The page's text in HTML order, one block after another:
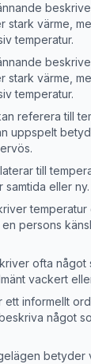
stark värme,
temperatur.
stark värme,
temperatur.
referera till
uppspelt
till
eller ny.
temperatur
persons
ofta något
vackert
ett informellt
något
betyder